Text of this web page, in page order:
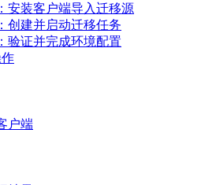
安装客户端导入迁移源
创建并启动迁移任务
验证并完成环境配置
户端